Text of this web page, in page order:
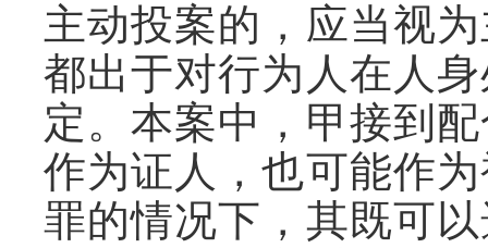
主动投案的，应当视
都出于对行为人在人
定。本案中，甲接到
作为证人，也可能作
罪的情况下，其既可